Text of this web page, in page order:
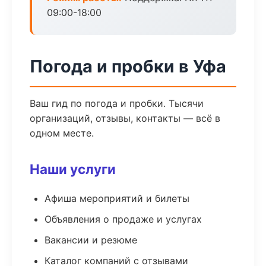
09:00-18:00
Погода и пробки в Уфа
Ваш гид по погода и пробки. Тысячи
организаций, отзывы, контакты — всё в
одном месте.
Наши услуги
Афиша мероприятий и билеты
Объявления о продаже и услугах
Вакансии и резюме
Каталог компаний с отзывами